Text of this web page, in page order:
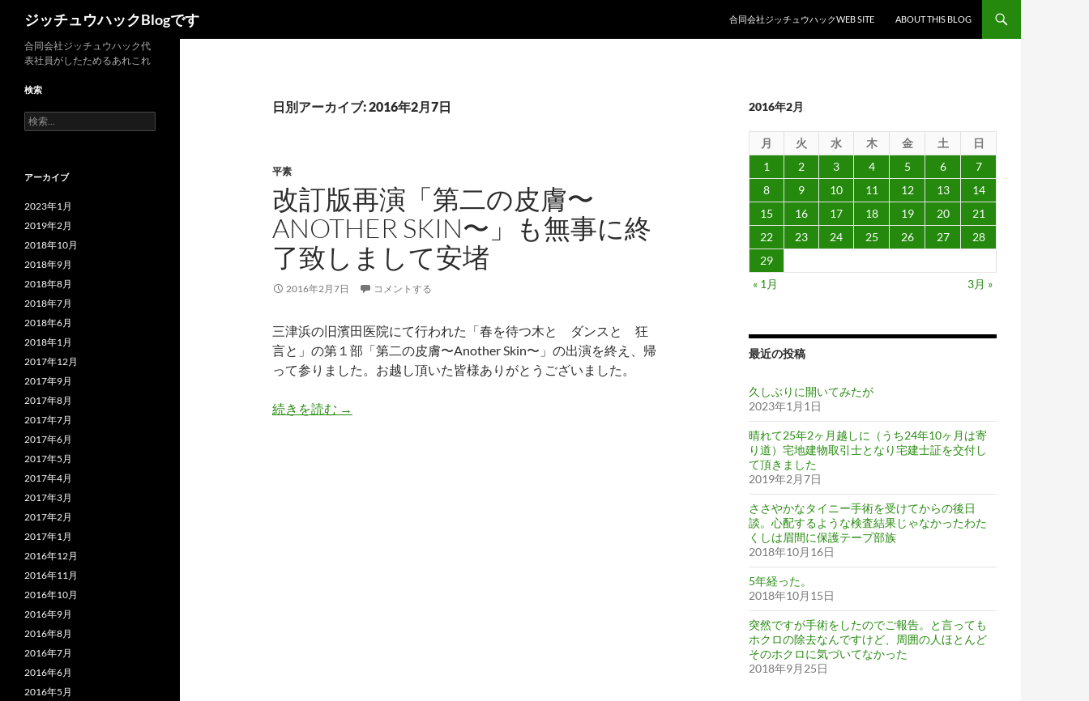
ジッチュウハックBlogです 合同会社ジッチュウハックWEB SITE ABOUT THIS BLOG
日別アーカイブ: 2016年2月7日
平素
改訂版再演「第二の皮膚〜
ANOTHER SKIN〜」も無事に終
了致しまして安堵
2016年2月7日 コメントする
三津浜の旧濱田医院にて行われた「春を待つ木と ダンスと 狂
言と」の第１部「第二の皮膚〜Another Skin〜」の出演を終え、帰
って参りました。お越し頂いた皆様ありがとうございました。
続きを読む 改訂版再演「第二の皮膚〜Another Skin〜」も無事に終了致しまして安堵
→
2016年2月
月 火 水 木 金 土
日
1
2 3 4 5 6
7
8
9 10 11 12 13
14
15
16 17 18 19 20
21
22
23 24 25 26 27
28
29
« 1月
3月 »
最近の投稿
久しぶりに開いてみたが
2023年1月1日
晴れて25年2ヶ月越しに（うち24年10ヶ月は寄
り道）宅地建物取引士となり宅建士証を交付し
て頂きました
2019年2月7日
ささやかなタイニー手術を受けてからの後日
談。心配するような検査結果じゃなかったわた
くしは眉間に保護テープ部族
2018年10月16日
5年経った。
2018年10月15日
突然ですが手術をしたのでご報告。と言っても
ホクロの除去なんですけど、周囲の人ほとんど
そのホクロに気づいてなかった
2018年9月25日
合同会社ジッチュウハック代
表社員がしたためるあれこれ
検索
検
索:
アーカイブ
2023年1月
2019年2月
2018年10月
2018年9月
2018年8月
2018年7月
2018年6月
2018年1月
2017年12月
2017年9月
2017年8月
2017年7月
2017年6月
2017年5月
2017年4月
2017年3月
2017年2月
2017年1月
2016年12月
2016年11月
2016年10月
2016年9月
2016年8月
2016年7月
2016年6月
2016年5月